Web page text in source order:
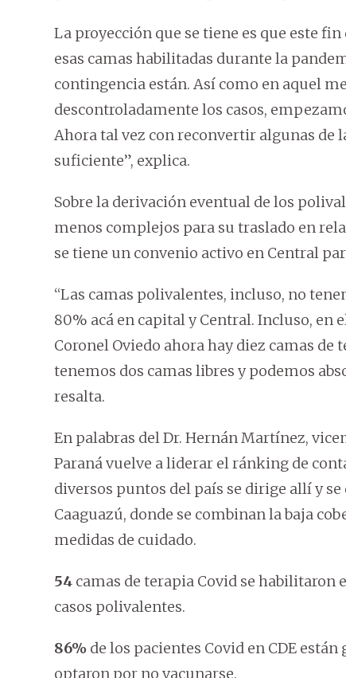
La proyección que se tiene es que este
esas camas habilitadas durante la
contingencia están. Así como en aquel
descontroladamente los casos,
Ahora tal vez con reconvertir algunas de
suficiente”, explica.
Sobre la derivación eventual de los
menos complejos para su traslado en
se tiene un convenio activo en Central
“Las camas polivalentes, incluso, no
80% acá en capital y Central. Incluso,
Coronel Oviedo ahora hay diez camas de
tenemos dos camas libres y podemos
resalta.
En palabras del Dr. Hernán Martínez,
Paraná vuelve a liderar el ránking de
diversos puntos del país se dirige allí y
Caaguazú, donde se combinan la baja
medidas de cuidado.
54 camas de terapia Covid se habilitaron
casos polivalentes.
86% de los pacientes Covid en CDE
optaron por no vacunarse.